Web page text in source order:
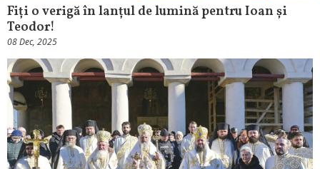
Fiți o verigă în lanțul de lumină pentru Ioan și
Teodor!
08 Dec, 2025